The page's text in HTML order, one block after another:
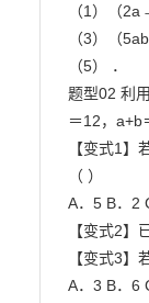
（1）（
（3）（
（5） ．
题型02 利
＝12，a+b
【变式1
（ ）
A．5 B．2
【变式2】
【变式3】
A．3 B．6